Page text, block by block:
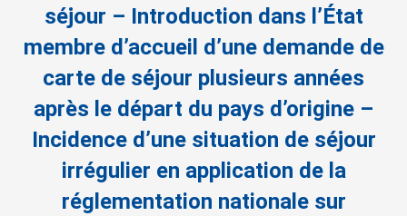
séjour – Introduction dans l’État
membre d’accueil d’une demande de
carte de séjour plusieurs années
après le départ du pays d’origine –
Incidence d’une situation de séjour
irrégulier en application de la
réglementation nationale sur